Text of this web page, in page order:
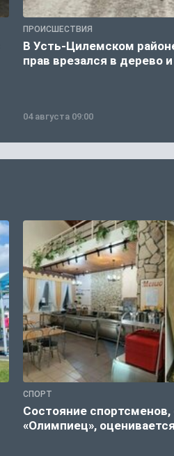
ПРОИСШЕСТВИЯ
В Усть-Цилемском
прав врезался в дерево
04 августа 09:00
СПОРТ
Состояние
«Олимпиец»,